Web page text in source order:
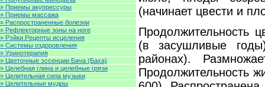
(начинает цвести и
Продолжительность
(в засушливые
районах).
Продолжительность
» Приемы акупрессуры
» Приемы массажа
» Распространенные болезни
» Рефлекторные зоны на ноге
» Рэйки.Рецепты исцеления
» Системы оздоровления
» Уринотерапия
» Цветочные эссенции Бача (Баха)
» Целебная глина и целебные грязи
» Целительная сила музыки
» Целительные мудры